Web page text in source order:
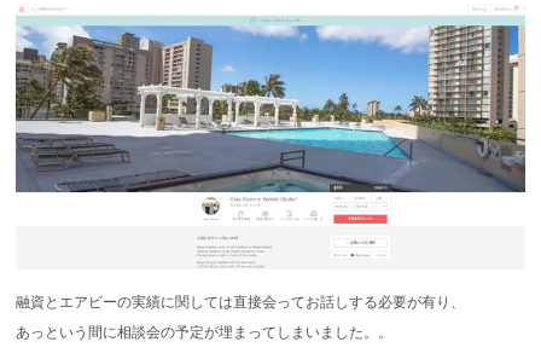
融資とエアビーの実績に関しては直接会ってお話しする必要が有り、
あっという間に相談会の予定が埋まってしまいました。。